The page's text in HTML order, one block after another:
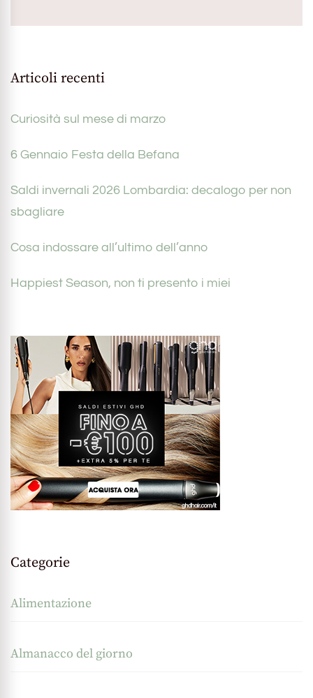
Articoli recenti
Curiosità sul mese di marzo
6 Gennaio Festa della Befana
Saldi invernali 2026 Lombardia: decalogo per non
sbagliare
Cosa indossare all’ultimo dell’anno
Happiest Season, non ti presento i miei
Categorie
Alimentazione
Almanacco del giorno